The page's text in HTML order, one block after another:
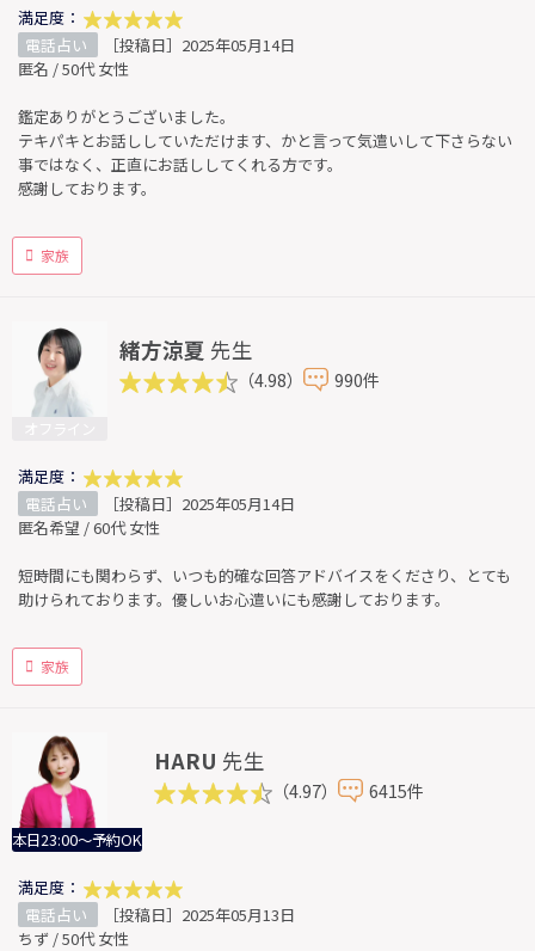
満足度：
電話占い
［投稿日］2025年05月14日
匿名 / 50代 女性
鑑定ありがとうございました。
テキパキとお話ししていただけます、かと言って気遣いして下さらない
事ではなく、正直にお話ししてくれる方です。
感謝しております。
家族
緒方涼夏 先生
（4.98） 990件
満足度：
電話占い
［投稿日］2025年05月14日
匿名希望 / 60代 女性
短時間にも関わらず、いつも的確な回答アドバイスをくださり、とても
助けられております。優しいお心遣いにも感謝しております。
家族
本日23:00～予約OK
HARU 先生
（4.97） 6415件
満足度：
電話占い
［投稿日］2025年05月13日
ちず / 50代 女性